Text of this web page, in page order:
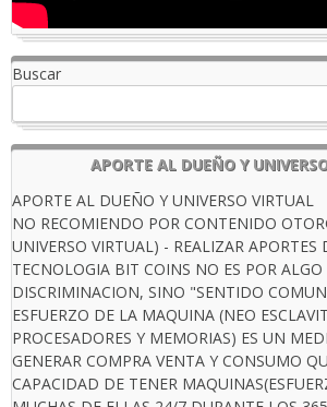
Buscar
APORTE AL DUEÑO Y
APORTE AL DUEÑO Y UNIVERSO VIRTUAL
NO RECOMIENDO POR CONTENIDO
UNIVERSO VIRTUAL) - REALIZAR APORTES
TECNOLOGIA BIT COINS NO ES POR ALGO
DISCRIMINACION, SINO "SENTIDO
ESFUERZO DE LA MAQUINA (NEO
PROCESADORES Y MEMORIAS) ES UN
GENERAR COMPRA VENTA Y CONSUMO
CAPACIDAD DE TENER